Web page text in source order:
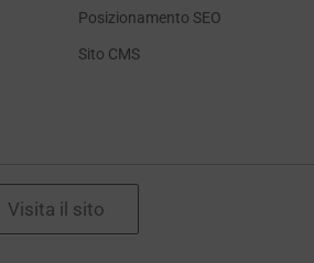
Posizionamento SEO
Sito CMS
Visita il sito